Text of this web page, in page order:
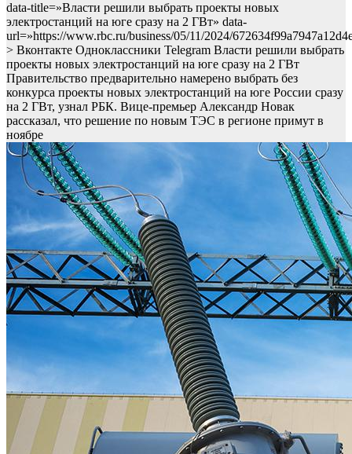
data-title=»Власти решили выбрать проекты новых
электростанций на юге сразу на 2 ГВт» data-
url=»https://www.rbc.ru/business/05/11/2024/
> Вконтакте Одноклассники Telegram Власти решили выбрать
проекты новых электростанций на юге сразу на 2 ГВт
Правительство предварительно намерено выбрать без
конкурса проекты новых электростанций на юге России сразу
на 2 ГВт, узнал РБК. Вице-премьер Александр Новак
рассказал, что решение по новым ТЭС в регионе примут в
ноябре